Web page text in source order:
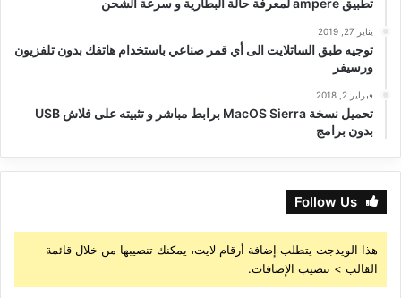
يناير 27, 2019
توجيه طبق الساتلايت الى أي قمر صناعي باستخدام هاتفك بدون تلفزيون
ورسيفر
فبراير 2, 2018
تحميل نسخة MacOS Sierra برابط مباشر و تثبيته على فلاش USB
بدون برامج
Follow Us
هذا الويدجت يتطلب إضافة أرقام لايت، يمكنك تنصيبها من خلال قائمة
القالب > تنصيب الإضافات.